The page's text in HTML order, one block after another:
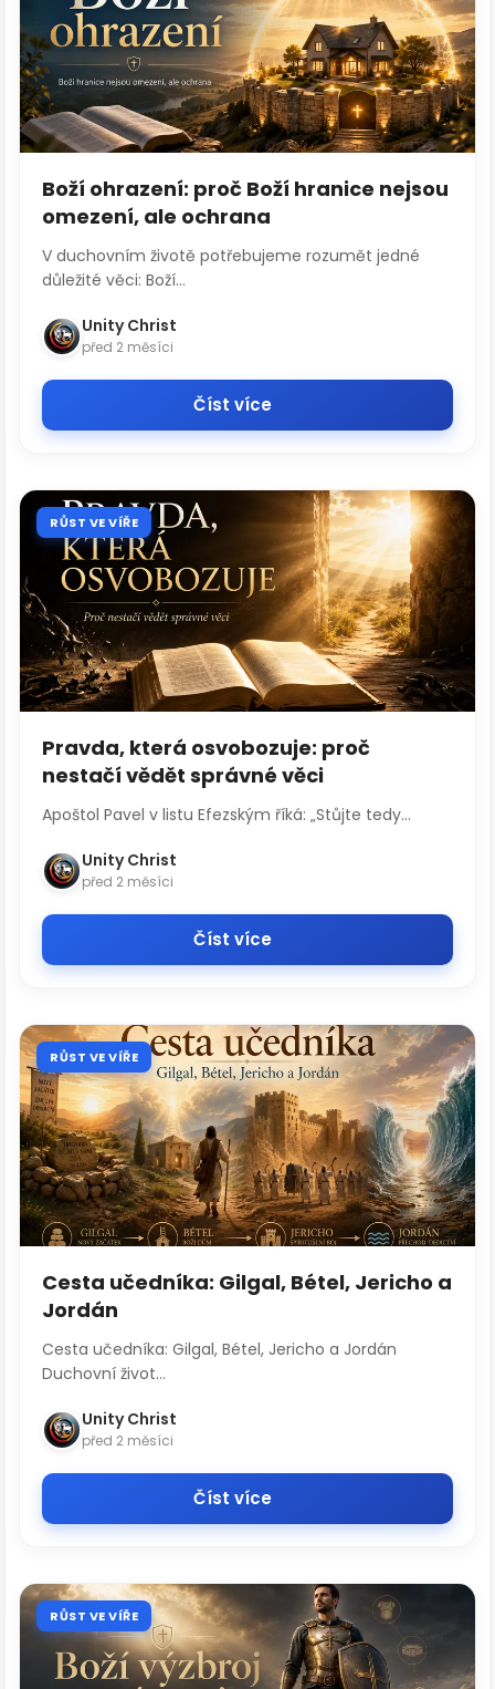
Boží ohrazení: proč Boží hranice nejsou
omezení, ale ochrana
V duchovním životě potřebujeme rozumět jedné
důležité věci: Boží...
Unity Christ
před 2 měsíci
Číst více
RŮST VE VÍŘE
Pravda, která osvobozuje: proč
nestačí vědět správné věci
Apoštol Pavel v listu Efezským říká: „Stůjte tedy...
Unity Christ
před 2 měsíci
Číst více
RŮST VE VÍŘE
Cesta učedníka: Gilgal, Bétel, Jericho a
Jordán
Cesta učedníka: Gilgal, Bétel, Jericho a Jordán
Duchovní život...
Unity Christ
před 2 měsíci
Číst více
RŮST VE VÍŘE